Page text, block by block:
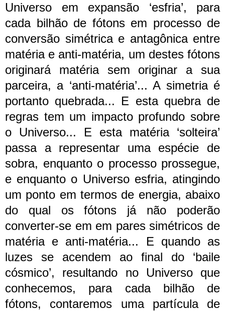
Universo em expansão ‘esfria’, para
cada bilhão de fótons em processo de
conversão simétrica e antagônica entre
matéria e anti-matéria, um destes fótons
originará matéria sem originar a sua
parceira, a ‘anti-matéria’... A simetria é
portanto quebrada... E esta quebra de
regras tem um impacto profundo sobre
o Universo... E esta matéria ‘solteira’
passa a representar uma espécie de
sobra, enquanto o processo prossegue,
e enquanto o Universo esfria, atingindo
um ponto em termos de energia, abaixo
do qual os fótons já não poderão
converter-se em em pares simétricos de
matéria e anti-matéria... E quando as
luzes se acendem ao final do ‘baile
cósmico’, resultando no Universo que
conhecemos, para cada bilhão de
fótons, contaremos uma partícula de